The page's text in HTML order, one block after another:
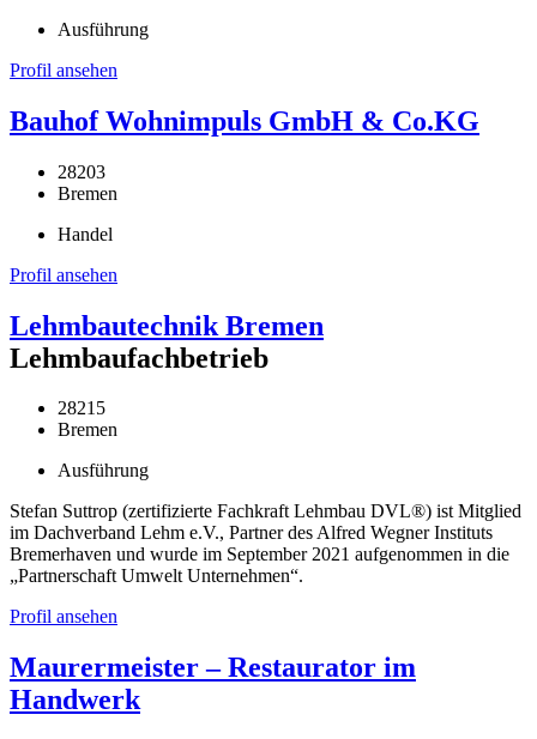
Ausführung
Profil ansehen
Bauhof Wohnimpuls GmbH & Co.KG
28203
Bremen
Handel
Profil ansehen
Lehmbautechnik Bremen
Lehmbaufachbetrieb
28215
Bremen
Ausführung
Stefan Suttrop (zertifizierte Fachkraft Lehmbau DVL®) ist Mitglied
im Dachverband Lehm e.V., Partner des Alfred Wegner Instituts
Bremerhaven und wurde im September 2021 aufgenommen in die
„Partnerschaft Umwelt Unternehmen“.
Profil ansehen
Maurermeister – Restaurator im
Handwerk